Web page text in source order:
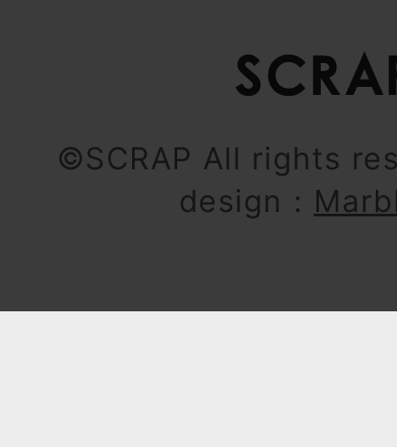
©SCRAP All rights
design：